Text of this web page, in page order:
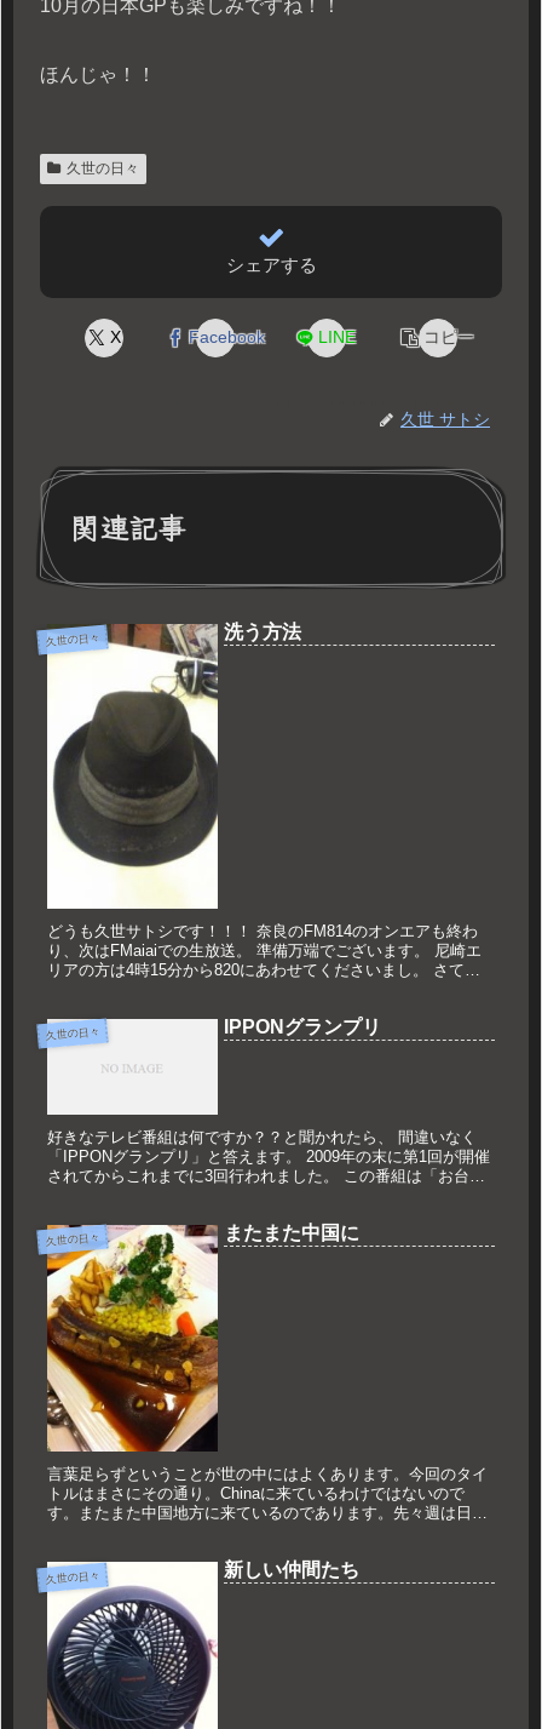
10月の日本GPも楽しみですね！！
ほんじゃ！！
久世の日々
シェアする
X Facebook LINE コピー
久世 サトシ
関連記事
久世の日々 洗う方法
どうも久世サトシです！！！ 奈良のFM814のオンエアも終わ
り、次はFMaiaiでの生放送。 準備万端でございます。 尼崎エ
リアの方は4時15分から820にあわせてくださいまし。 さて、
久世の日々 IPPONグランプリ
好きなテレビ番組は何ですか？？と聞かれたら、 間違いなく
「IPPONグランプリ」と答えます。 2009年の末に第1回が開催
されてからこれまでに3回行われました。 この番組は「お台場
久世の日々 またまた中国に
言葉足らずということが世の中にはよくあります。今回のタイ
トルはまさにその通り。Chinaに来ているわけではないので
す。またまた中国地方に来ているのであります。先々週は日帰
久世の日々 新しい仲間たち